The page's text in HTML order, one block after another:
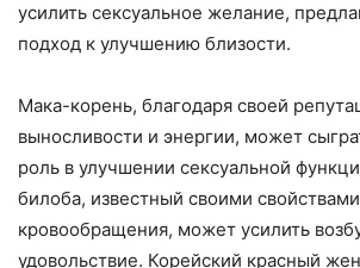
усилить сексуальное желание,
подход к улучшению близости.
Мака-корень, благодаря своей
выносливости и энергии, может
роль в улучшении сексуальной
билоба, известный своими
кровообращения, может усилить
удовольствие. Корейский красный